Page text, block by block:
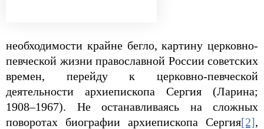
необходимости крайне бегло, картину церковно-
певческой жизни православной России советских
времен, перейду к церковно-певческой
деятельности архиепископа Сергия (Ларина;
1908–1967). Не останавливаясь на сложных
поворотах биографии архиепископа Сергия[2],